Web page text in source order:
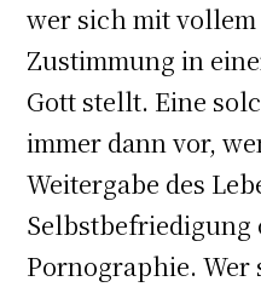
wer sich mit
Zustimmung in
Gott stellt. Eine
immer dann vor,
Weitergabe des
Selbstbefriedigung
Pornographie.